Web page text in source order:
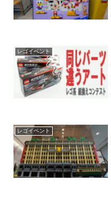
レゴイベント
レゴイベント